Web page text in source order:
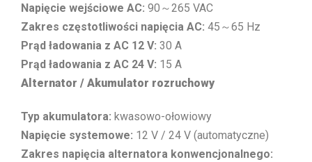
Napięcie wejściowe AC: 90～265 VAC
Zakres częstotliwości napięcia AC: 45～65 Hz
Prąd ładowania z AC 12 V: 30 A
Prąd ładowania z AC 24 V: 15 A
Alternator / Akumulator rozruchowy
Typ akumulatora: kwasowo-ołowiowy
Napięcie systemowe: 12 V / 24 V (automatyczne)
Zakres napięcia alternatora konwencjonalnego: